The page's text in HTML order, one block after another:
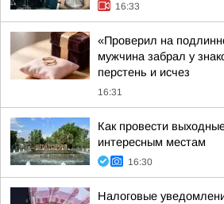
16:33
«Проверил на
мужчина забрал у
перстень и исчез
16:31
Как провести
интересным местам
16:30
Налоговые